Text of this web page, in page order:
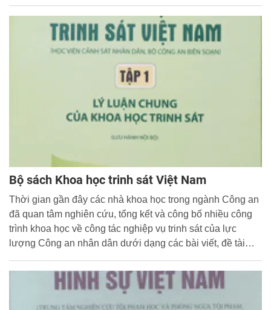
Bộ sách Khoa học trinh sát Việt Nam
Thời gian gần đây các nhà khoa học trong ngành Công an
đã quan tâm nghiên cứu, tổng kết và công bố nhiều công
trình khoa học về công tác nghiệp vụ trinh sát của lực
lượng Công an nhân dân dưới dạng các bài viết, đề tài
khoa học, báo cáo tổng kết, sách chuyên khảo và các giáo
trình nghiệp vụ ở các Học viện, nhà trường Công an nhân